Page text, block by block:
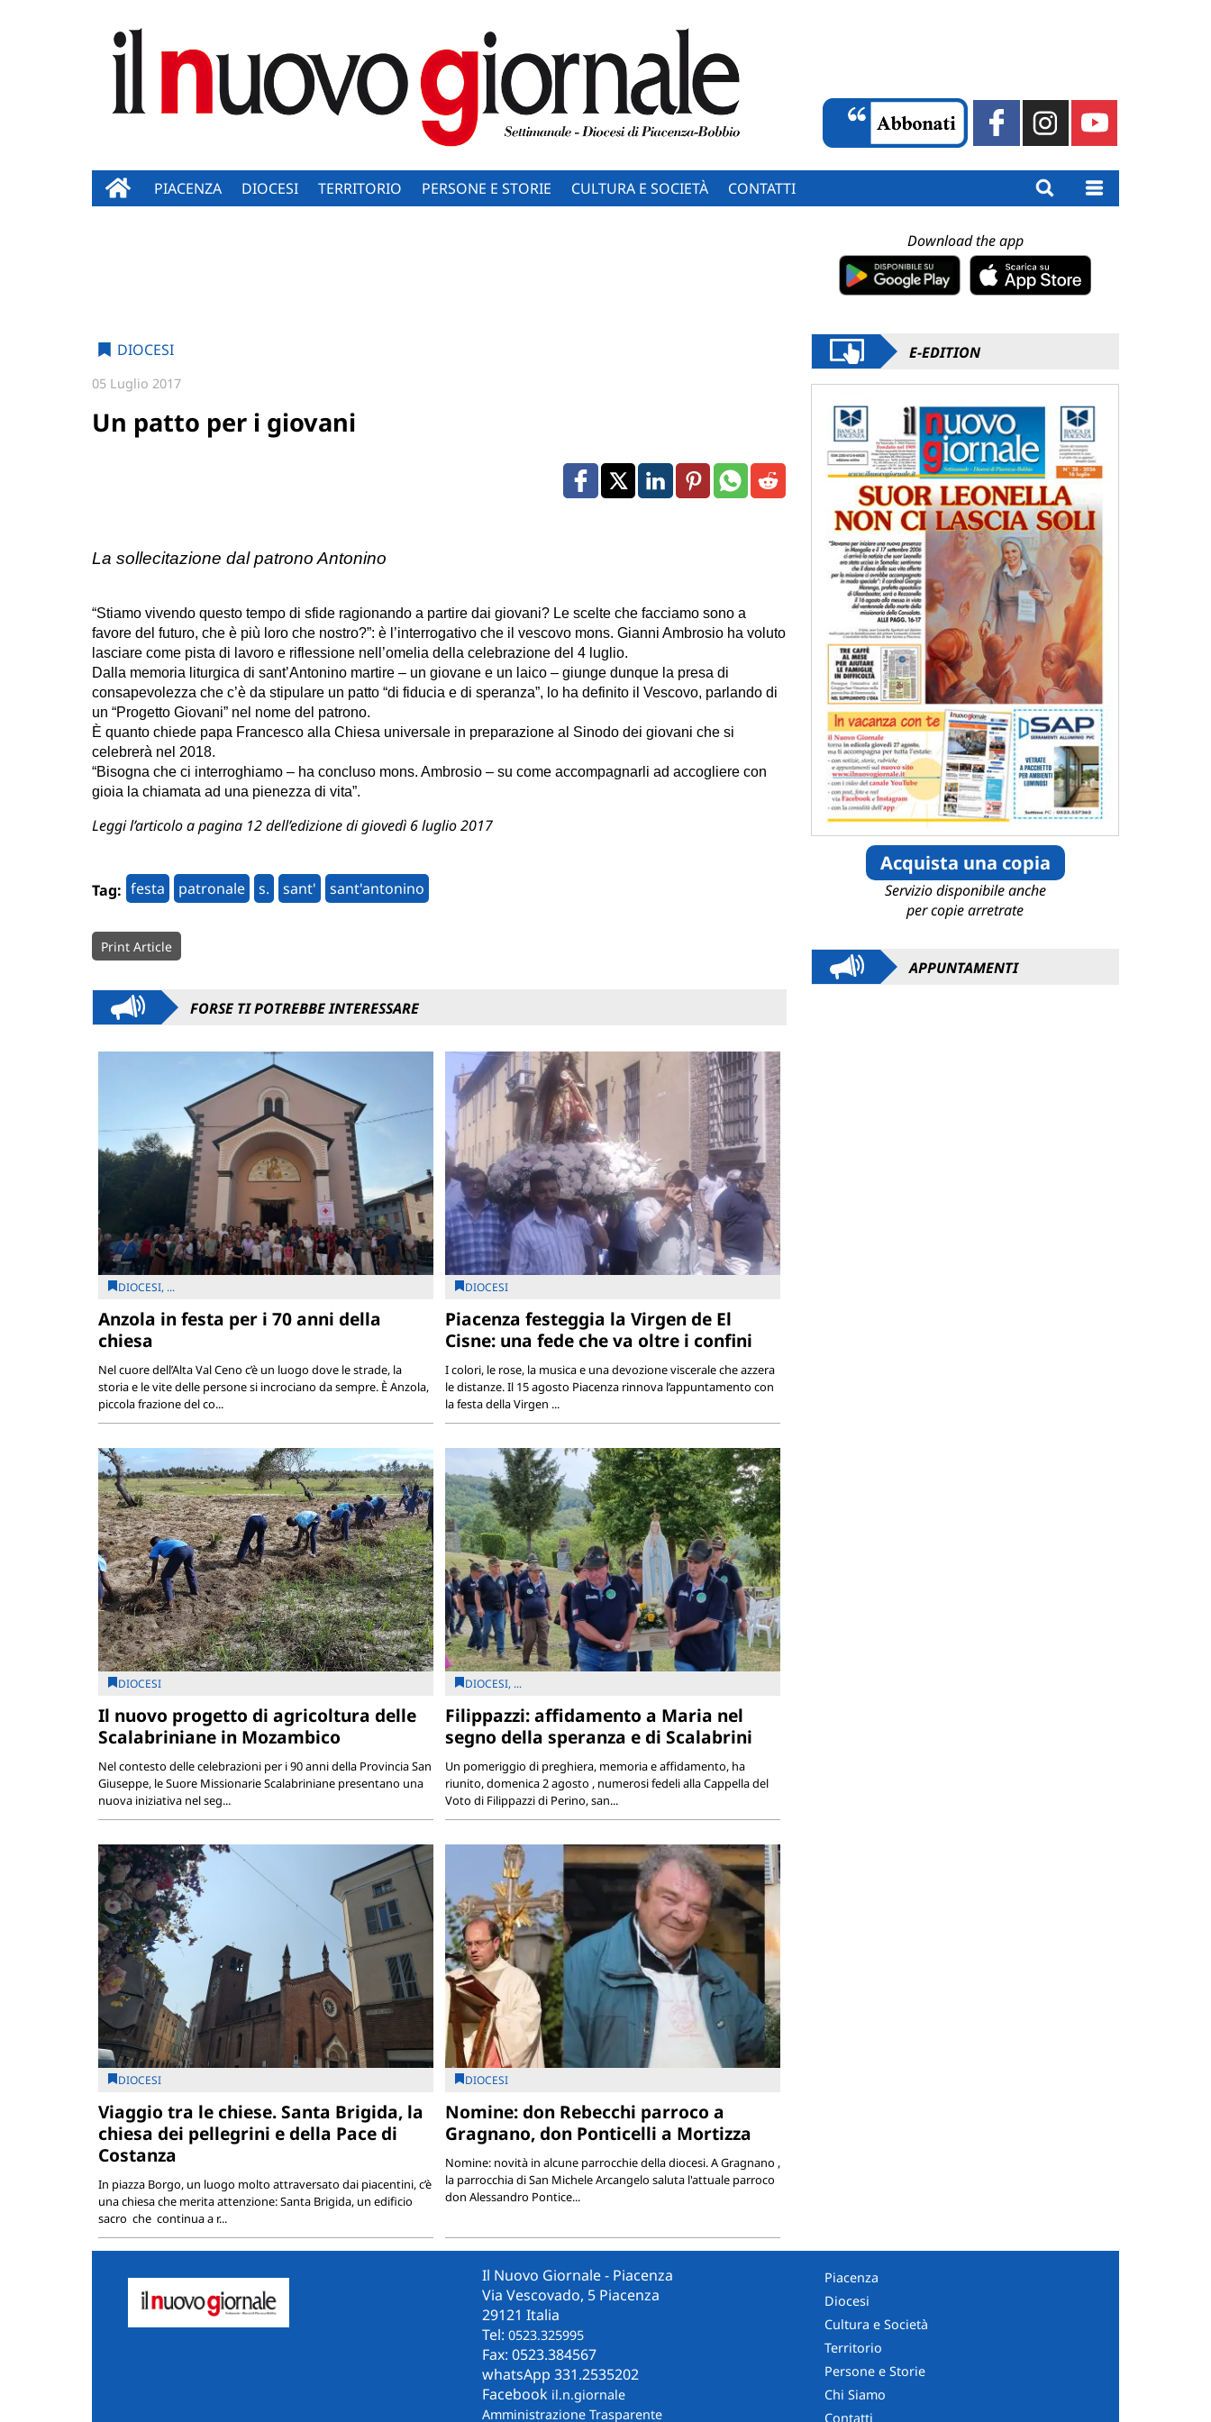
PIACENZA DIOCESI TERRITORIO PERSONE E STORIE CULTURA E SOCIETÀ CONTATTI
DIOCESI
05 Luglio 2017
Un patto per i giovani
La sollecitazione dal patrono Antonino
“Stiamo vivendo questo tempo di sfide ragionando a partire dai giovani? Le scelte che facciamo sono a
favore del futuro, che è più loro che nostro?”: è l’interrogativo che il vescovo mons. Gianni Ambrosio ha voluto
lasciare come pista di lavoro e riflessione nell’omelia della celebrazione del 4 luglio.
Dalla memoria liturgica di sant’Antonino martire – un giovane e un laico – giunge dunque la presa di
consapevolezza che c’è da stipulare un patto “di fiducia e di speranza”, lo ha definito il Vescovo, parlando di
un “Progetto Giovani” nel nome del patrono.
È quanto chiede papa Francesco alla Chiesa universale in preparazione al Sinodo dei giovani che si
celebrerà nel 2018.
“Bisogna che ci interroghiamo – ha concluso mons. Ambrosio – su come accompagnarli ad accogliere con
gioia la chiamata ad una pienezza di vita”.
Leggi l’articolo a pagina 12 dell’edizione di giovedì 6 luglio 2017
Tag: festa patronale s. sant' sant'antonino
Print Article
FORSE TI POTREBBE INTERESSARE
DIOCESI, ...
Anzola in festa per i 70 anni della
chiesa
Nel cuore dell’Alta Val Ceno c’è un luogo dove le strade, la
storia e le vite delle persone si incrociano da sempre. È Anzola,
piccola frazione del co...
DIOCESI
Piacenza festeggia la Virgen de El
Cisne: una fede che va oltre i confini
I colori, le rose, la musica e una devozione viscerale che azzera
le distanze. Il 15 agosto Piacenza rinnova l’appuntamento con
la festa della Virgen ...
DIOCESI
Il nuovo progetto di agricoltura delle
Scalabriniane in Mozambico
Nel contesto delle celebrazioni per i 90 anni della Provincia San
Giuseppe, le Suore Missionarie Scalabriniane presentano una
nuova iniziativa nel seg...
DIOCESI, ...
Filippazzi: affidamento a Maria nel
segno della speranza e di Scalabrini
Un pomeriggio di preghiera, memoria e affidamento, ha
riunito, domenica 2 agosto , numerosi fedeli alla Cappella del
Voto di Filippazzi di Perino, san...
DIOCESI
Viaggio tra le chiese. Santa Brigida, la
chiesa dei pellegrini e della Pace di
Costanza
In piazza Borgo, un luogo molto attraversato dai piacentini, c’è
una chiesa che merita attenzione: Santa Brigida, un edificio
sacro che continua a r...
DIOCESI
Nomine: don Rebecchi parroco a
Gragnano, don Ponticelli a Mortizza
Nomine: novità in alcune parrocchie della diocesi. A Gragnano ,
la parrocchia di San Michele Arcangelo saluta l'attuale parroco
don Alessandro Pontice...
Download the app
E-EDITION
Acquista una copia
Servizio disponibile anche
per copie arretrate
APPUNTAMENTI
Il Nuovo Giornale - Piacenza
Via Vescovado, 5 Piacenza
29121 Italia
Tel:0523.325995
Fax: 0523.384567
whatsApp 331.2535202
Facebook il.n.giornale
Amministrazione Trasparente
Piacenza
Diocesi
Cultura e Società
Territorio
Persone e Storie
Chi Siamo
Contatti